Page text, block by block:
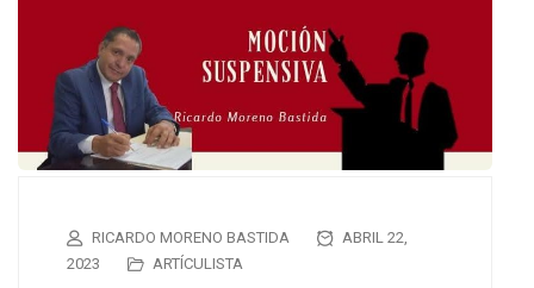
RICARDO MORENO BASTIDA
ABRIL 22,
2023
ARTÍCULISTA